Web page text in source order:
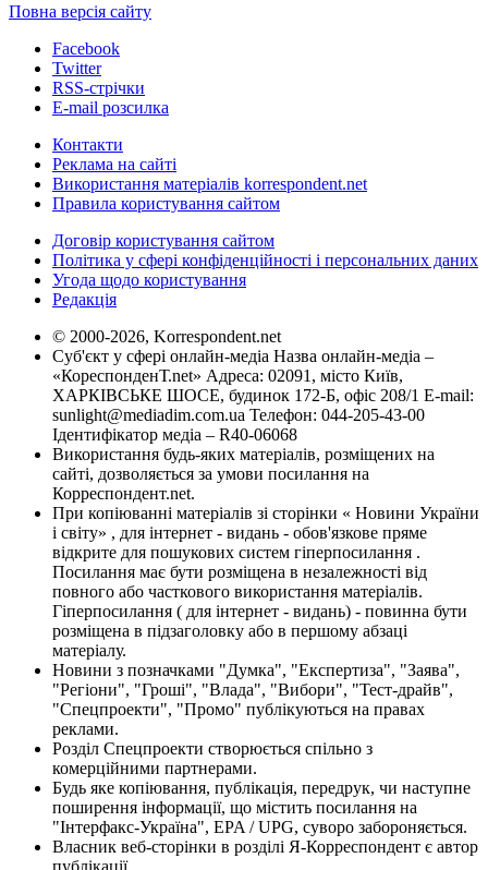
Повна версія сайту
Facebook
Twitter
RSS-стрічки
E-mail розсилка
Контакти
Реклама на сайті
Використання матеріалів korrespondent.net
Правила користування сайтом
Договір користування сайтом
Політика у сфері конфіденційності і персональних даних
Угода щодо користування
Редакція
© 2000-2026, Korrespondent.net
Суб'єкт у сфері онлайн-медіа Назва онлайн-медіа –
«КореспонденТ.net» Адреса: 02091, місто Київ,
ХАРКІВСЬКЕ ШОСЕ, будинок 172-Б, офіс 208/1 E-mail:
sunlight@mediadim.com.ua Телефон: 044-205-43-00
Ідентифікатор медіа – R40-06068
Використання будь-яких матеріалів, розміщених на
сайті, дозволяється за умови посилання на
Корреспондент.net.
При копіюванні матеріалів зі сторінки « Новини України
і світу» , для інтернет - видань - обов'язкове пряме
відкрите для пошукових систем гіперпосилання .
Посилання має бути розміщена в незалежності від
повного або часткового використання матеріалів.
Гіперпосилання ( для інтернет - видань) - повинна бути
розміщена в підзаголовку або в першому абзаці
матеріалу.
Новини з позначками "Думка", "Експертиза", "Заява",
"Регіони", "Гроші", "Влада", "Вибори", "Тест-драйв",
"Спецпроекти", "Промо" публікуються на правах
реклами.
Розділ Спецпроекти створюється спільно з
комерційними партнерами.
Будь яке копіювання, публікація, передрук, чи наступне
поширення інформації, що містить посилання на
"Інтерфакс-Україна", EPA / UPG, суворо забороняється.
Власник веб-сторінки в розділі Я-Корреспондент є автор